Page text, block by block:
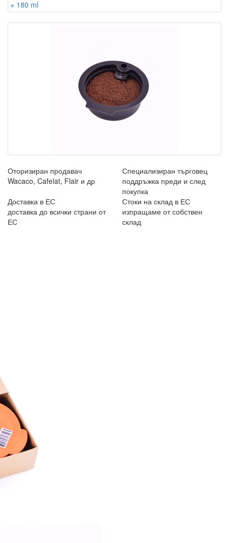
Оторизиран продавач
Wacaco, Cafelat, Flair и др
Специализиран търговец
поддръжка преди и след
покупка
Доставка в ЕС
доставка до всички страни от
ЕС
Стоки на склад в ЕС
изпращаме от собствен
склад